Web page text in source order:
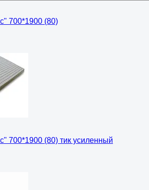
700*1900 (80)
700*1900 (80) тик усиленный